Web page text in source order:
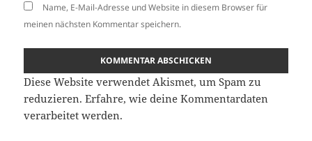
Name, E-Mail-Adresse und Website in diesem Browser für
meinen nächsten Kommentar speichern.
Diese Website verwendet Akismet, um Spam zu
reduzieren.Erfahre, wie deine Kommentardaten
verarbeitet werden.